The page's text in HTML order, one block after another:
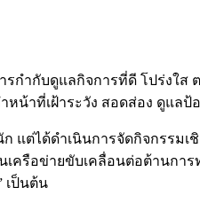
กับดูแลกิจการที่ดี โปร่งใส ต
าที่เฝ้าระวัง สอดส่อง ดูแลป้
แต่ได้ดำเนินการจัดกิจกรร
รือข่ายขับเคลื่อนต่อต้านกา
เป็นต้น